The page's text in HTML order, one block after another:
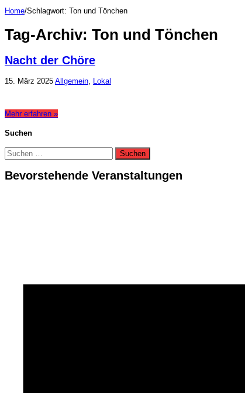
Home/Schlagwort: Ton und Tönchen
Tag-Archiv: Ton und Tönchen
Nacht der Chöre
15. März 2025 Allgemein, Lokal
Mehr erfahren »
Suchen
Suchen
nach:
Bevorstehende Veranstaltungen